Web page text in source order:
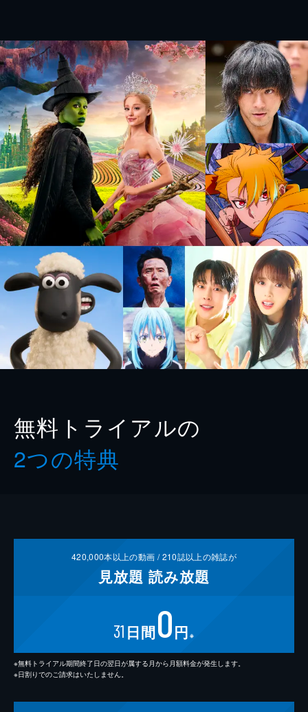
無料トライアルの
2つの特典
420,000本以上の動画 /210誌以上の雑誌が
見放題 読み放題
31 日間0円 ※
※無料トライアル期間終了日の翌日が属する月から月額料金が発生します。
※日割りでのご請求はいたしません。